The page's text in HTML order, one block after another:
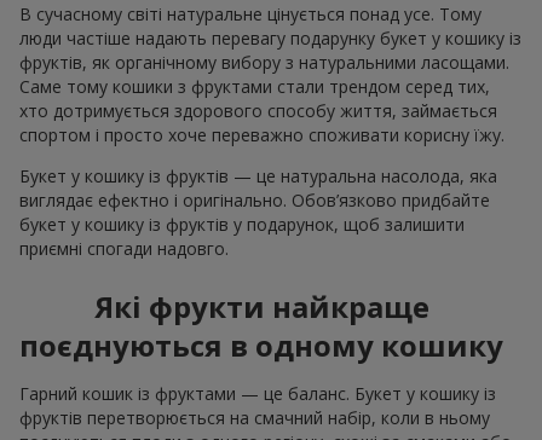
В сучасному світі натуральне цінується понад усе. Тому
люди частіше надають перевагу подарунку букет у кошику із
фруктів, як органічному вибору з натуральними ласощами.
Саме тому кошики з фруктами стали трендом серед тих,
хто дотримується здорового способу життя, займається
спортом і просто хоче переважно споживати корисну їжу.
Букет у кошику із фруктів — це натуральна насолода, яка
виглядає ефектно і оригінально. Обов’язково придбайте
букет у кошику із фруктів у подарунок, щоб залишити
приємні спогади надовго.
Які фрукти найкраще
поєднуються в одному кошику
Гарний кошик із фруктами — це баланс. Букет у кошику із
фруктів перетворюється на смачний набір, коли в ньому